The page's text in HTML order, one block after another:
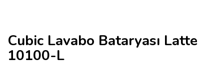
Cubic Lavabo Bataryası Latte
10100-L